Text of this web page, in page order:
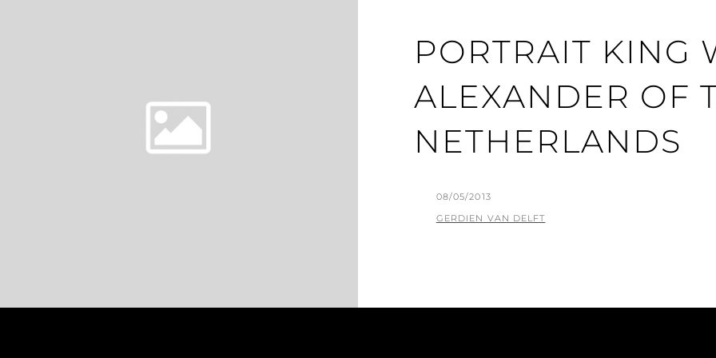
PORTRAIT KING
ALEXANDER OF
NETHERLANDS
GEPLAATST
OP
08/05/2013
BY
GERDIEN VAN DELFT